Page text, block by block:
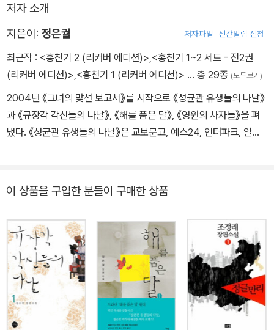
저자 소개
지은이: 정은궐 저자파일 신간알림 신청
최근작 : <홍천기 2 (리커버 에디션)> <홍천기 1~2 세트 - 전2권
(리커버 에디션)> <홍천기 1 (리커버 에디션)> … 총 29종 (모두보기)
2004년 《그녀의 맞선 보고서》를 시작으로 《성균관 유생들의 나날》
과 《규장각 각신들의 나날》, 《해를 품은 달》, 《영원의 사자들》을 펴
냈다. 《성균관 유생들의 나날》은 교보문고, 예스24, 인터파크, 알라
역시 발표와 동시에 베스트셀러 목록에 올랐으며, 현재까지도 꾸준히
‘잘금 4인방’의 열풍을 이어 가고 있다. 《해를 품은 달》은 국내뿐만이
아니라 일본, 중국, 인도네시아, 대만 등 여러 나라에 번역 출판되어
범아시아적 인기를 구가하고 있다. 또한 드라마, 뮤지컬 등으로 재탄
생되기도 하며 다양한 장르로 영역을 확장한 소설이다. 《홍천기》는
조선 시대 화공 홍천기와 서운관 시일 하람의 애틋한 사랑과 유쾌한
일상을 동시에 그린 역사 로맨스소설로 SBS에서 드라마로 제작되었
다. 《영원의 사자들》은 웹툰 작가 나영원과 저승사자 갑1의 죽음을
넘는 아름다운 사랑 이야기로, 사후 세계와 저승사자의 전설을 현대
이 상품을 구입한 분들이 구매한 상품